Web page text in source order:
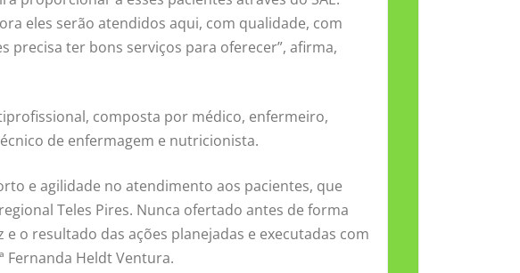
eles serão atendidos aqui, com qualidade, com
ter bons serviços para oferecer”, afirma,
composta por médico, enfermeiro,
de enfermagem e nutricionista.
e agilidade no atendimento aos pacientes, que
Teles Pires. Nunca ofertado antes de forma
o resultado das ações planejadas e executadas com
Fernanda Heldt Ventura.